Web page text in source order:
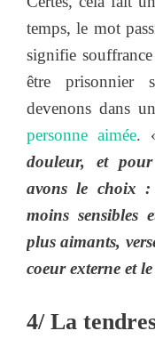
temps, le mot
signifie
être prisonnier
devenons dans
personne aimée.
douleur, et
avons le choix :
moins sensibles
plus aimants,
coeur externe et
4/ La